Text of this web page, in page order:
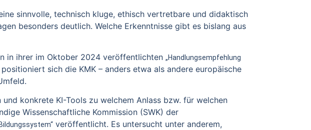
sinnvolle, technisch kluge, ethisch vertretbare und didaktisch
besonders deutlich. Welche Erkenntnisse gibt es bislang aus
in ihrer im Oktober 2024 veröffentlichten „Handlungsempfehlung
sich die KMK – anders etwa als andere europäische
konkrete KI-Tools zu welchem Anlass bzw. für welchen
Wissenschaftliche Kommission (SWK) der
veröffentlicht. Es untersucht unter anderem,